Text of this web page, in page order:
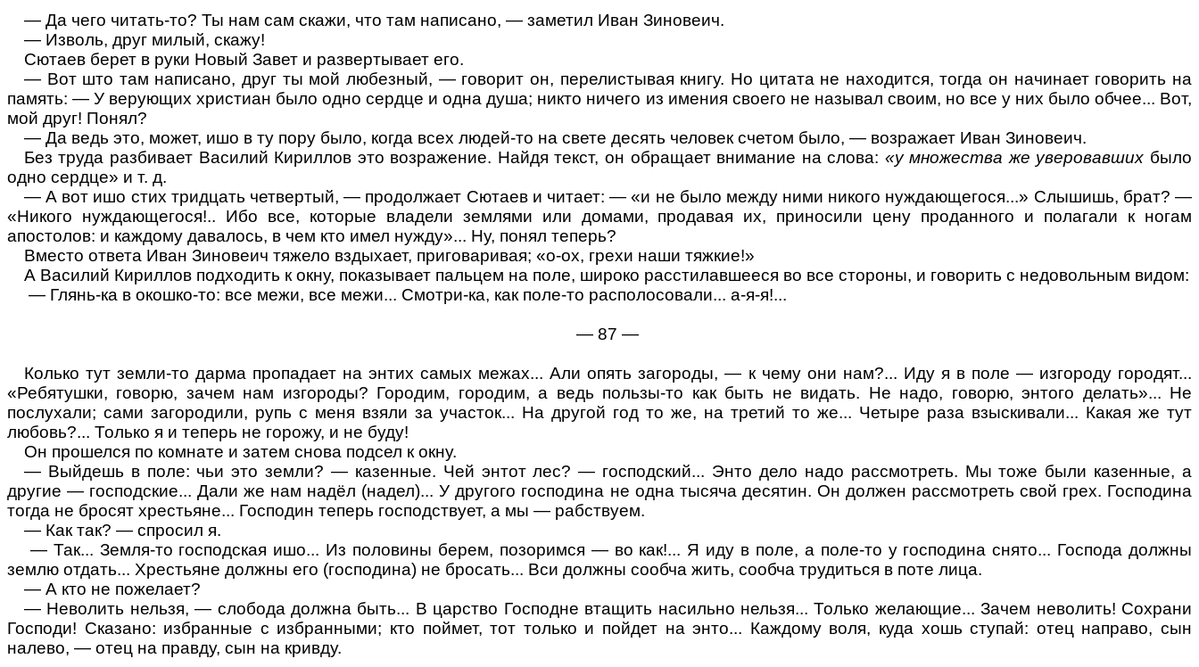
— Да чего читать-то? Ты нам сам скажи, что там написано, — заметил Иван Зиновеич.
— Изволь, друг милый, скажу!
Сютаев берет в руки Новый Завет и развертывает его.
— Вот што там написано, друг ты мой любезный, — говорит он, перелистывая книгу. Но цитата не находится, тогда он начинает говорить на
память: — У верующих христиан было одно сердце и одна душа; никто ничего из имения своего не называл своим, но все у них было обчее... Вот,
мой друг! Понял?
— Да ведь это, может, ишо в ту пору было, когда всех людей-то на свете десять человек счетом было, — возражает Иван Зиновеич.
Без труда разбивает Василий Кириллов это возражение. Найдя текст, он обращает внимание на слова: «у множества же уверовавших было
одно сердце» и т. д.
— А вот ишо стих тридцать четвертый, — продолжает Сютаев и читает: — «и не было между ними никого нуждающегося...» Слышишь, брат? —
«Никого нуждающегося!.. Ибо все, которые владели землями или домами, продавая их, приносили цену проданного и полагали к ногам
апостолов: и каждому давалось, в чем кто имел нужду»... Ну, понял теперь?
Вместо ответа Иван Зиновеич тяжело вздыхает, приговаривая; «о-ох, грехи наши тяжкие!»
А Василий Кириллов подходить к окну, показывает пальцем на поле, широко расстилавшееся во все стороны, и говорить с недовольным видом:
— Глянь-ка в окошко-то: все межи, все межи... Смотри-ка, как поле-то располосовали... а-я-я!...
— 87 —
Колько тут земли-то дарма пропадает на энтих самых межах... Али опять загороды, — к чему они нам?... Иду я в поле — изгороду городят...
«Ребятушки, говорю, зачем нам изгороды? Городим, городим, а ведь пользы-то как быть не видать. Не надо, говорю, энтого делать»... Не
послухали; сами загородили, рупь с меня взяли за участок... На другой год то же, на третий то же... Четыре раза взыскивали... Какая же тут
любовь?... Только я и теперь не горожу, и не буду!
Он прошелся по комнате и затем снова подсел к окну.
— Выйдешь в поле: чьи это земли? — казенные. Чей энтот лес? — господский... Энто дело надо рассмотреть. Мы тоже были казенные, а
другие — господские... Дали же нам надёл (надел)... У другого господина не одна тысяча десятин. Он должен рассмотреть свой грех. Господина
тогда не бросят хрестьяне... Господин теперь господствует, а мы — рабствуем.
— Как так? — спросил я.
— Так... Земля-то господская ишо... Из половины берем, позоримся — во как!... Я иду в поле, а поле-то у господина снято... Господа должны
землю отдать... Хрестьяне должны его (господина) не бросать... Вси должны сообча жить, сообча трудиться в поте лица.
— А кто не пожелает?
— Неволить нельзя, — слобода должна быть... В царство Господне втащить насильно нельзя... Только желающие... Зачем неволить! Сохрани
Господи! Сказано: избранные с избранными; кто поймет, тот только и пойдет на энто... Каждому воля, куда хошь ступай: отец направо, сын
налево, — отец на правду, сын на кривду.